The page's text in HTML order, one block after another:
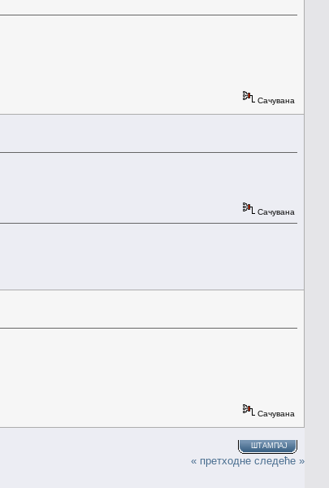
Сачувана
Сачувана
Сачувана
ШТАМПАЈ
« претходне следеће »